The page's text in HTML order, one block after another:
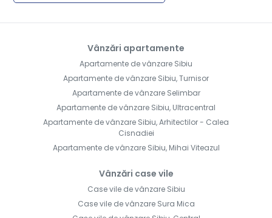
Vânzări apartamente
Apartamente de vânzare Sibiu
Apartamente de vânzare Sibiu, Turnisor
Apartamente de vânzare Selimbar
Apartamente de vânzare Sibiu, Ultracentral
Apartamente de vânzare Sibiu, Arhitectilor - Calea
Cisnadiei
Apartamente de vânzare Sibiu, Mihai Viteazul
Vânzări case vile
Case vile de vânzare Sibiu
Case vile de vânzare Sura Mica